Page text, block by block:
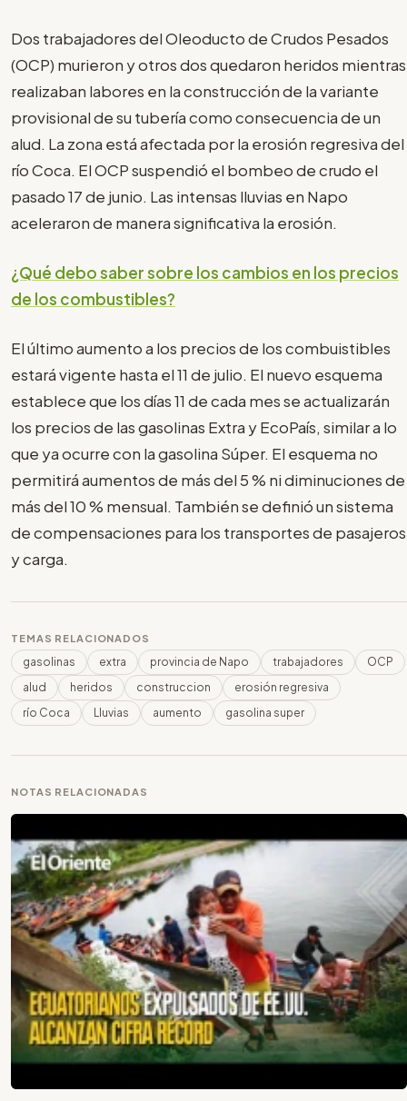
Dos trabajadores del Oleoducto de Crudos Pesados
(OCP) murieron y otros dos quedaron heridos mientras
realizaban labores en la construcción de la variante
provisional de su tubería como consecuencia de un
alud. La zona está afectada por la erosión regresiva del
río Coca. El OCP suspendió el bombeo de crudo el
pasado 17 de junio. Las intensas lluvias en Napo
aceleraron de manera significativa la erosión.
¿Qué debo saber sobre los cambios en los precios
de los combustibles?
El último aumento a los precios de los combuistibles
estará vigente hasta el 11 de julio. El nuevo esquema
establece que los días 11 de cada mes se actualizarán
los precios de las gasolinas Extra y EcoPaís, similar a lo
que ya ocurre con la gasolina Súper. El esquema no
permitirá aumentos de más del 5 % ni diminuciones de
más del 10 % mensual. También se definió un sistema
de compensaciones para los transportes de pasajeros
y carga.
TEMAS RELACIONADOS
gasolinas extra provincia de Napo trabajadores
OCP
alud
heridos construccion
erosión regresiva
río Coca
Lluvias aumento gasolina super
NOTAS RELACIONADAS